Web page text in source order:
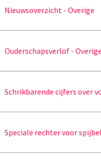
Nieuwsoverzicht - Overige
Ouderschapsverlof - Overige
Schrikbarende cijfers over
Speciale rechter voor